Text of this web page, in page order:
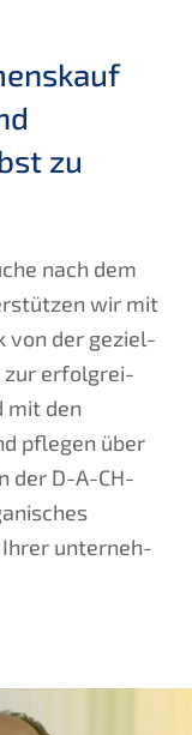
zu
nach dem
wir mit
von der geziel­
zur erfolg­rei­
mit den
pflegen über
der D-A-CH-
Ihrer unter­neh­